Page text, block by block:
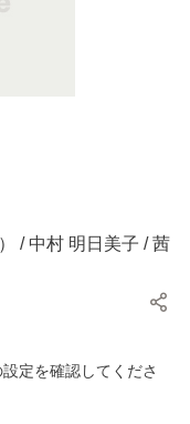
/ 中村 明日美子 / 茜
定を確認してくださ